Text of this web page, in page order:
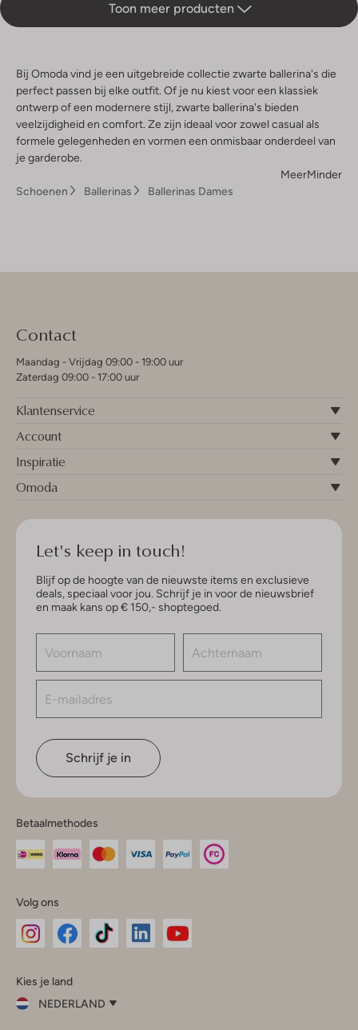
Toon meer producten
Bij Omoda vind je een uitgebreide collectie zwarte ballerina's die
perfect passen bij elke outfit. Of je nu kiest voor een klassiek
ontwerp of een modernere stijl, zwarte ballerina's bieden
veelzijdigheid en comfort. Ze zijn ideaal voor zowel casual als
formele gelegenheden en vormen een onmisbaar onderdeel van
je garderobe.
MeerMinder
Schoenen
Ballerinas Ballerinas Dames
Contact
Maandag - Vrijdag 09:00 - 19:00 uur
Zaterdag 09:00 - 17:00 uur
Klantenservice
Account
Inspiratie
Omoda
Let's keep in touch!
Blijf op de hoogte van de nieuwste items en exclusieve
deals, speciaal voor jou. Schrijf je in voor de nieuwsbrief
en maak kans op € 150,- shoptegoed.
Schrijf je in
Betaalmethodes
Volg ons
InstagramFacebook
Kies je land
NEDERLAND